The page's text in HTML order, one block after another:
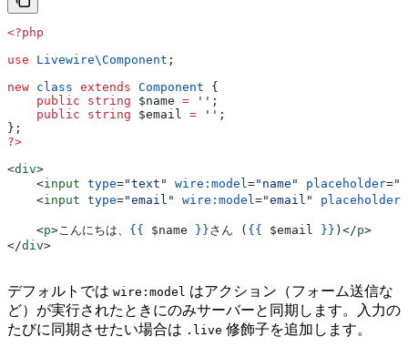
<?php
use Livewire\Component ;
new class extends Component {
    public
string $name = '' ;
    public
string $email = '' ;
};
?>
<div>
    <
input type="text" wire:model ="name" placeholder="
    <
input type="email" wire:model ="email" placeholder
    <
p> こんにちは、 {{ $name }}さん ( {{ $email }} ) </p>
</div>
デフォルトでは wire:model はアクション（フォーム送信な
ど）が実行されたときにのみサーバーと同期します。入力の
たびに同期させたい場合は .live 修飾子を追加します。